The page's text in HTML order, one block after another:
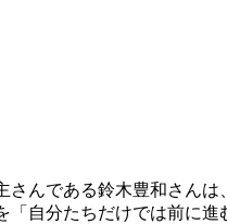
んである鈴木豊和さんは
自分たちだけでは前に進